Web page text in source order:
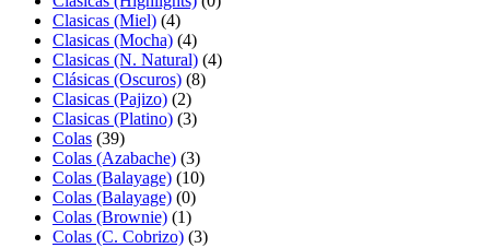
Clasicas (Miel) (4)
Clasicas (Mocha) (4)
Clasicas (N. Natural) (4)
Clásicas (Oscuros) (8)
Clasicas (Pajizo) (2)
Clasicas (Platino) (3)
Colas (39)
Colas (Azabache) (3)
Colas (Balayage) (10)
Colas (Balayage) (0)
Colas (Brownie) (1)
Colas (C. Cobrizo) (3)